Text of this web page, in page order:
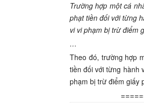
Trường hợp một cá
phạt tiền đối với từng
vi vi phạm bị trừ điểm
…
Theo đó, trường hợp
tiền đối với từng hành
phạm bị trừ điểm giấy